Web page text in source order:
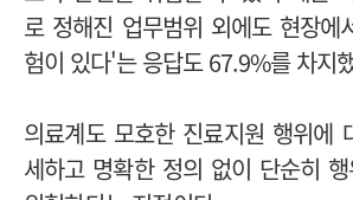
로 정해진 업무범위 외에도 현장에
험이 있다'는 응답도 67.9%를 차지
의료계도 모호한 진료지원 행위에
세하고 명확한 정의 없이 단순히